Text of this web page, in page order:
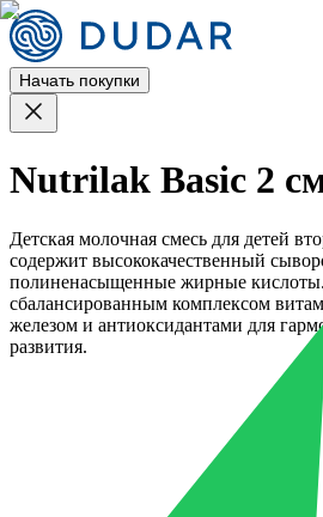
Начать покупки
Nutrilak Basic 2
Детская молочная смесь для детей
содержит высококачественный
полиненасыщенные жирные
сбалансированным комплексом
железом и антиоксидантами для
развития.